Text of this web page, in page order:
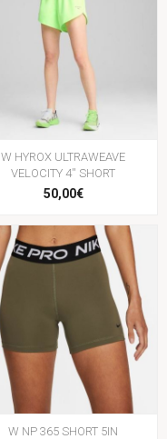
W HYROX ULTRAWEAVE
VELOCITY 4'' SHORT
50,00€
W NP 365 SHORT 5IN